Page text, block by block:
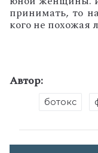
принимать, то
кого не похожая
Автор:
ботокс